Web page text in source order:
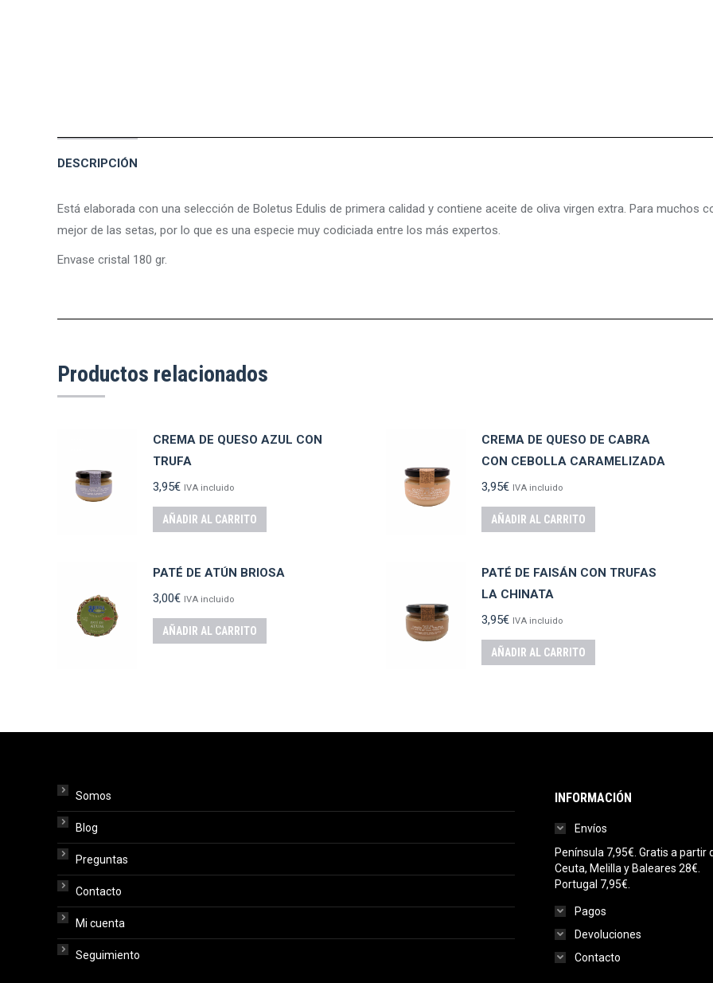
DESCRIPCIÓN
Está elaborada con una selección de Boletus Edulis de primera calidad y contiene aceite de oliva virgen extra. Para
mejor de las setas, por lo que es una especie muy codiciada entre los más expertos.
Envase cristal 180 gr.
Productos relacionados
CREMA DE QUESO AZUL CON
TRUFA
3,95€ IVA incluido
AÑADIR AL CARRITO
CREMA DE QUESO DE CABRA
CON CEBOLLA CARAMELIZADA
3,95€ IVA incluido
AÑADIR AL CARRITO
PATÉ DE ATÚN BRIOSA
3,00€ IVA incluido
AÑADIR AL CARRITO
PATÉ DE FAISÁN CON TRUFAS
LA CHINATA
3,95€ IVA incluido
AÑADIR AL CARRITO
Somos
Blog
Preguntas
Contacto
Mi cuenta
Seguimiento
INFORMACIÓN
Envíos
Península 7,95€. Gratis a partir
Ceuta, Melilla y Baleares 28€.
Portugal 7,95€.
Pagos
Devoluciones
Contacto